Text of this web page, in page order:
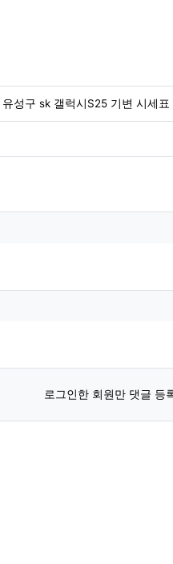
성구 sk 갤럭시S25 기변 시세표
로그인한 회원만 댓글 등